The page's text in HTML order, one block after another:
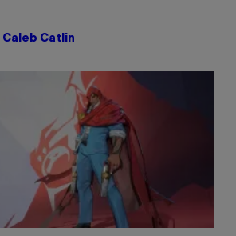
Caleb Catlin